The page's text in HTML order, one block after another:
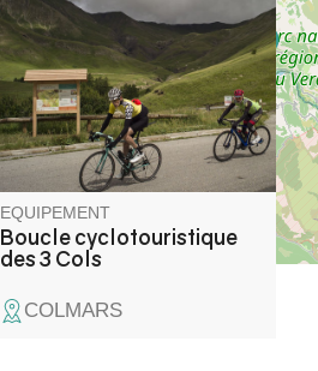
pédales au coeur de paysages
montagneux époustouflants:
Col des Champs, Col de la
Cayolle et le Col d'Allos qui a
été une étape du Tour de
France.
EQUIPEMENT
Boucle cyclotouristique
des 3 Cols
COLMARS
4